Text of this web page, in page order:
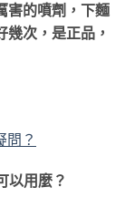
害的噴劑，下麵
次，是正品，
問？
以用麼？